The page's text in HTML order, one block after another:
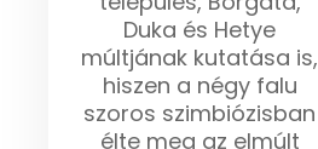
Duka és Hetye
múltjának kutatása is,
hiszen a négy falu
szoros szimbiózisban
élte meg az elmúlt